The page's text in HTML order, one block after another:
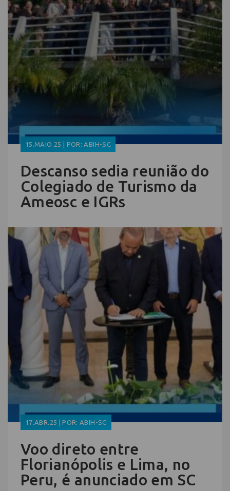
15.MAIO.25 | POR: ABIH-SC
Descanso sedia reunião do
Colegiado de Turismo da
Ameosc e IGRs
17.ABR.25 | POR: ABIH-SC
Voo direto entre
Florianópolis e Lima, no
Peru, é anunciado em SC